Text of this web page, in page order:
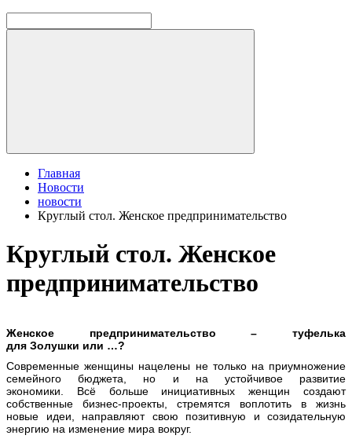
Главная
Новости
новости
Круглый стол. Женское предпринимательство
Круглый стол. Женское
предпринимательство
Женское предпринимательство– туфелька
для Золушки или …?
Современные женщины нацелены не только на приумножение
семейного бюджета, но и на устойчивое развитие
экономики.
Всё больше инициативных женщин создают
собственные бизнес-проекты, стремятся воплотить в жизнь
новые идеи, направляют свою позитивную и созидательную
энергию на изменение мира вокруг.